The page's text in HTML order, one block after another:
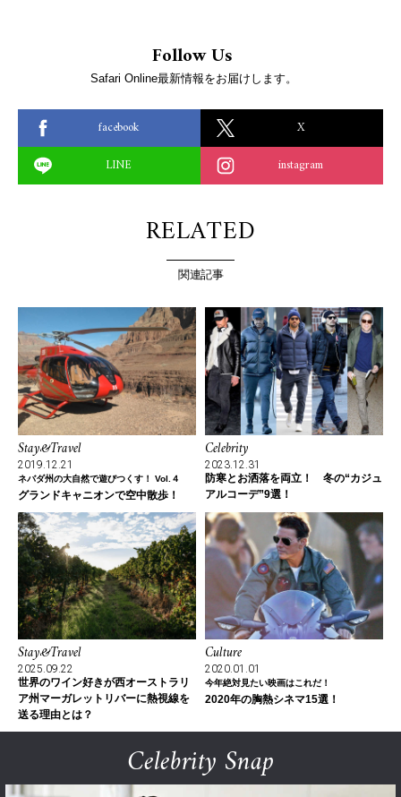
Follow Us
Safari Online最新情報をお届けします。
facebook
X
LINE
instagram
RELATED
関連記事
Stay&Travel
2019.12.21
ネバダ州の大自然で遊びつくす！ Vol.４
グランドキャニオンで空中散歩！
Celebrity
2023.12.31
防寒とお洒落を両立！ 冬の“カジュ
アルコーデ”9選！
Stay&Travel
2025.09.22
世界のワイン好きが西オーストラリ
ア州マーガレットリバーに熱視線を
送る理由とは？
Culture
2020.01.01
今年絶対見たい映画はこれだ！
2020年の胸熱シネマ15選！
Celebrity Snap